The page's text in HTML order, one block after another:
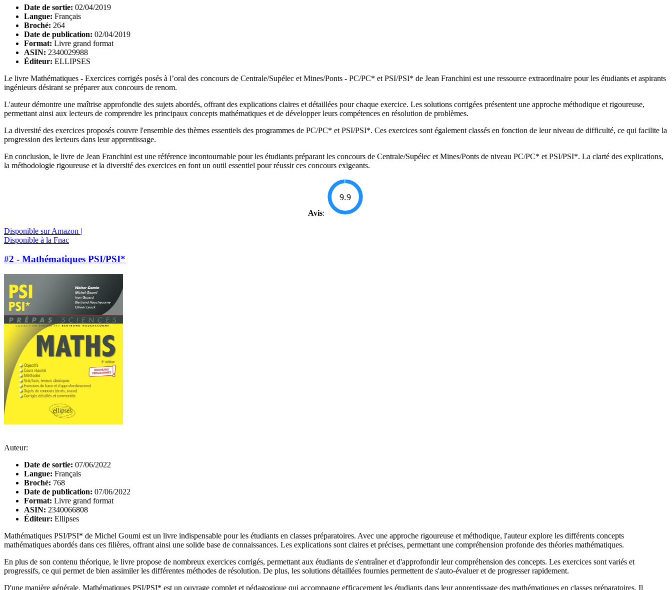
Date de sortie: 02/04/2019
Langue: Français
Broché: 264
Date de publication: 02/04/2019
Format: Livre grand format
ASIN: 2340029988
Éditeur: ELLIPSES
Le livre Mathématiques - Exercices corrigés posés à l’oral des concours de Centrale/Supélec et Mines/Ponts - PC/PC* et PSI/PSI* de Jean Franchini est une ressource extraordinaire pour les étudiants et aspirants
ingénieurs désirant se préparer aux concours de renom.
L'auteur démontre une maîtrise approfondie des sujets abordés, offrant des explications claires et détaillées pour chaque exercice. Les solutions corrigées présentent une approche méthodique et rigoureuse,
permettant ainsi aux lecteurs de comprendre les principaux concepts mathématiques et de développer leurs compétences en résolution de problèmes.
La diversité des exercices proposés couvre l'ensemble des thèmes essentiels des programmes de PC/PC* et PSI/PSI*. Ces exercices sont également classés en fonction de leur niveau de difficulté, ce qui facilite la
progression des lecteurs dans leur apprentissage.
En conclusion, le livre de Jean Franchini est une référence incontournable pour les étudiants préparant les concours de Centrale/Supélec et Mines/Ponts de niveau PC/PC* et PSI/PSI*. La clarté des explications,
la méthodologie rigoureuse et la diversité des exercices en font un outil essentiel pour réussir ces concours exigeants.
Avis:
9.9
Disponible sur Amazon |
Disponible à la Fnac
#2 - Mathématiques PSI/PSI*
Auteur:
Date de sortie: 07/06/2022
Langue: Français
Broché: 768
Date de publication: 07/06/2022
Format: Livre grand format
ASIN: 2340066808
Éditeur: Ellipses
Mathématiques PSI/PSI* de Michel Goumi est un livre indispensable pour les étudiants en classes préparatoires. Avec une approche rigoureuse et méthodique, l'auteur explore les différents concepts
mathématiques abordés dans ces filières, offrant ainsi une solide base de connaissances. Les explications sont claires et précises, permettant une compréhension profonde des théories mathématiques.
En plus de son contenu théorique, le livre propose de nombreux exercices corrigés, permettant aux étudiants de s'entraîner et d'approfondir leur compréhension des concepts. Les exercices sont variés et
progressifs, ce qui permet de bien assimiler les différentes méthodes de résolution. De plus, les solutions détaillées fournies permettent de s'auto-évaluer et de progresser rapidement.
D'une manière générale, Mathématiques PSI/PSI* est un ouvrage complet et pédagogique qui accompagne efficacement les étudiants dans leur apprentissage des mathématiques en classes préparatoires. Il